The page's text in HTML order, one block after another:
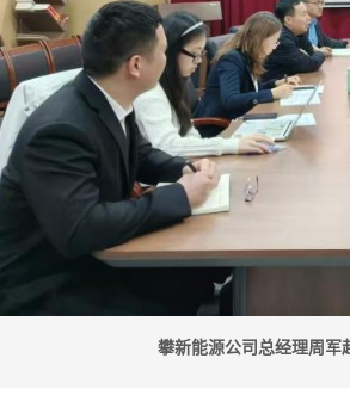
攀新能源公司总经理周军